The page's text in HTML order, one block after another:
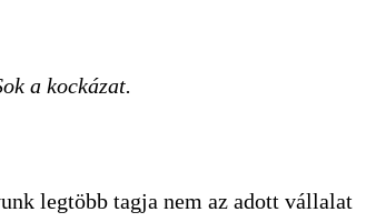
a kockázat.
legtöbb tagja nem az adott vállalat